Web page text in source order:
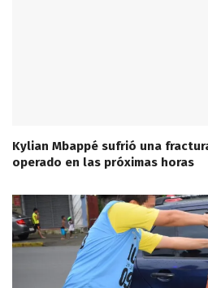
Kylian Mbappé sufrió una
operado en las próximas horas